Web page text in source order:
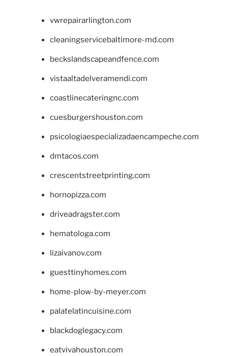
vwrepairarlington.com
cleaningservicebaltimore-md.com
beckslandscapeandfence.com
vistaaltadelveramendi.com
coastlinecateringnc.com
cuesburgershouston.com
psicologiaespecializadaencampeche.com
dmtacos.com
crescentstreetprinting.com
hornopizza.com
driveadragster.com
hematologa.com
lizaivanov.com
guesttinyhomes.com
home-plow-by-meyer.com
palatelatincuisine.com
blackdoglegacy.com
eatvivahouston.com